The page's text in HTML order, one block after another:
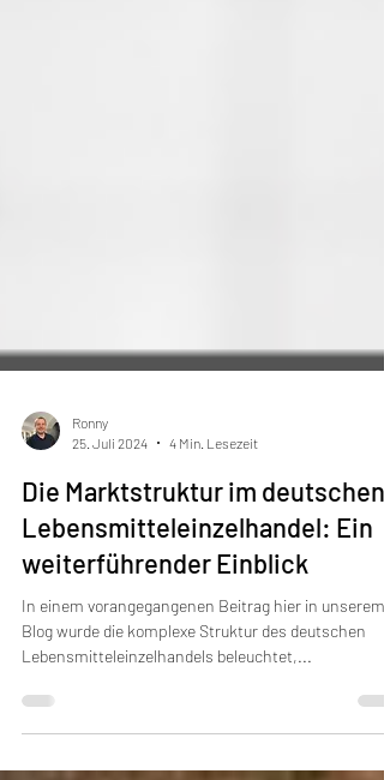
Ronny
25. Juli 2024
4 Min. Lesezeit
Die Marktstruktur im deutschen
Lebensmitteleinzelhandel: Ein
weiterführender Einblick
Blog wurde die komplexe Struktur des deutschen
Lebensmitteleinzelhandels beleuchtet,...